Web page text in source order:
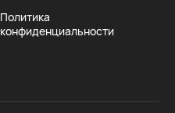
Политика
конфиденциальности